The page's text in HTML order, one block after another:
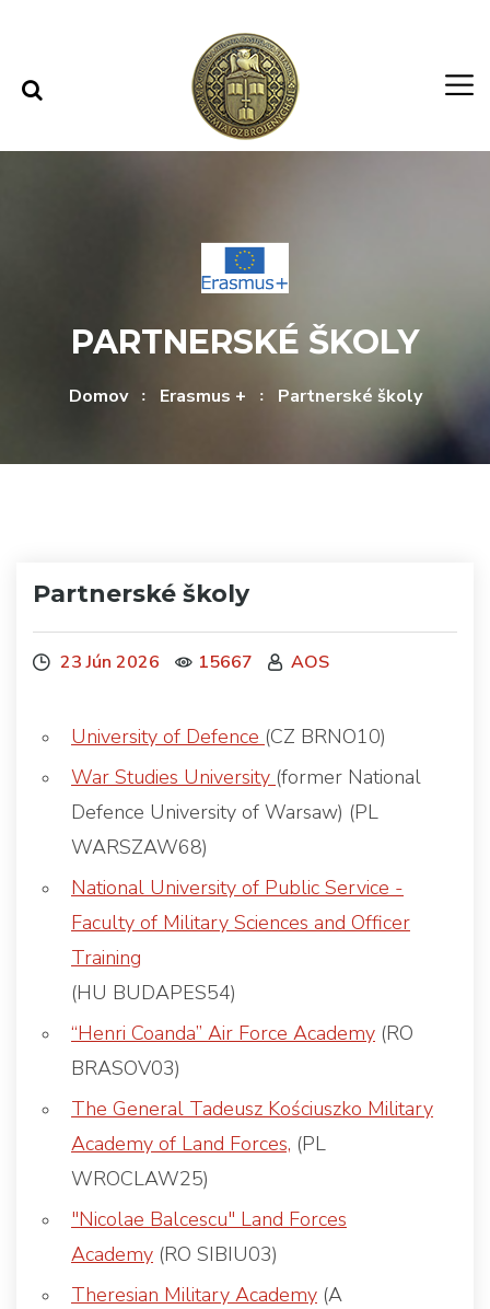
PARTNERSKÉ ŠKOLY
Domov Erasmus + Partnerské školy
Partnerské školy
23 Jún 2026 15667 AOS
University of Defence (CZ BRNO10)
War Studies University (former National
Defence University of Warsaw) (PL
WARSZAW68)
National University of Public Service -
Faculty of Military Sciences and Officer
Training
(HU BUDAPES54)
“Henri Coanda” Air Force Academy (RO
BRASOV03)
The General Tadeusz Kościuszko Military
Academy of Land Forces, (PL
WROCLAW25)
"Nicolae Balcescu" Land Forces
Academy (RO SIBIU03)
Theresian Military Academy (A